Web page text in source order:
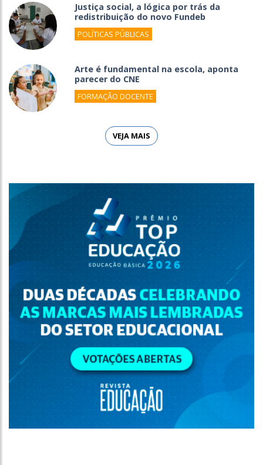
Justiça social, a lógica por trás da
redistribuição do novo Fundeb
POLÍTICAS PÚBLICAS
Arte é fundamental na escola, aponta
parecer do CNE
FORMAÇÃO DOCENTE
VEJA MAIS